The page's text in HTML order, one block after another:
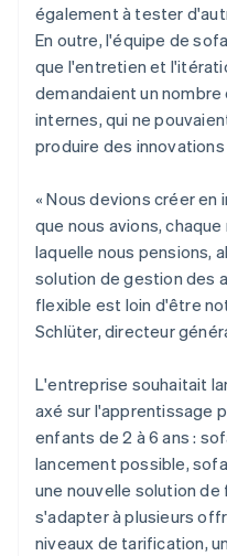
également à tester
En outre, l'équipe de
que l'entretien et
demandaient un
internes, qui ne
produire des
« Nous devions créer
que nous avions,
laquelle nous pensions,
solution de gestion des
flexible est loin d'être
Schlüter, directeur
L'entreprise souhaitait
axé sur l'apprentissage
enfants de 2 à 6 ans :
lancement possible,
une nouvelle solution
s'adapter à plusieurs
niveaux de tarification,